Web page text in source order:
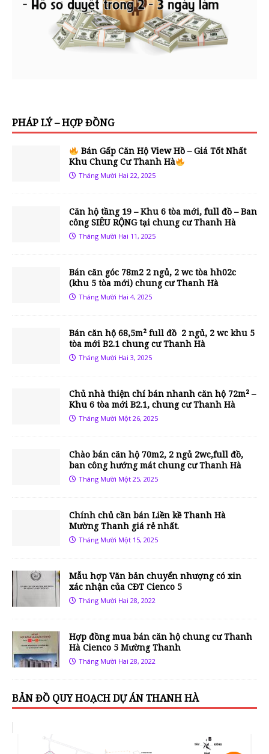
PHÁP LÝ – HỢP ĐỒNG
Bán Gấp Căn Hộ View Hồ – Giá Tốt Nhất
Khu Chung Cư Thanh Hà
Tháng Mười Hai 22, 2025
Căn hộ tầng 19 – Khu 6 tòa mới, full đồ – Ban
công SIÊU RỘNG tại chung cư Thanh Hà
Tháng Mười Hai 11, 2025
Bán căn góc 78m2 2 ngủ, 2 wc tòa hh02c
(khu 5 tòa mới) chung cư Thanh Hà
Tháng Mười Hai 4, 2025
Bán căn hộ 68,5m² full đồ 2 ngủ, 2 wc khu 5
tòa mới B2.1 chung cư Thanh Hà
Tháng Mười Hai 3, 2025
Chủ nhà thiện chí bán nhanh căn hộ 72m² –
Khu 6 tòa mới B2.1, chung cư Thanh Hà
Tháng Mười Một 26, 2025
Chào bán căn hộ 70m2, 2 ngủ 2wc,full đồ,
ban công hướng mát chung cư Thanh Hà
Tháng Mười Một 25, 2025
Chính chủ cần bán Liền kề Thanh Hà
Mường Thanh giá rẻ nhất.
Tháng Mười Một 15, 2025
Mẫu hợp Văn bản chuyển nhượng có xin
xác nhận của CĐT Cienco 5
Tháng Mười Hai 28, 2022
Hợp đồng mua bán căn hộ chung cư Thanh
Hà Cienco 5 Mường Thanh
Tháng Mười Hai 28, 2022
BẢN ĐỒ QUY HOẠCH DỰ ÁN THANH HÀ